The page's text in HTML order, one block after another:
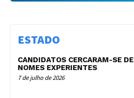
ESTADO
CANDIDATOS CERCARAM-SE DE
NOMES EXPERIENTES
7 de julho de 2026